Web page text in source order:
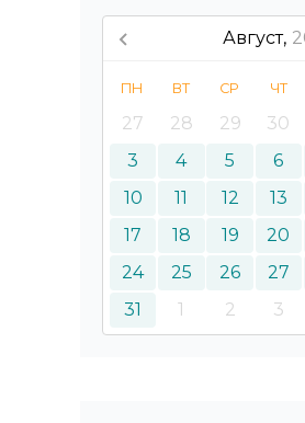
Август,
ПН ВТ СР ЧТ
27 28 29 30
3
4 5 6
10
11 12 13
17
18 19 20
24
25 26 27
31
1 2 3